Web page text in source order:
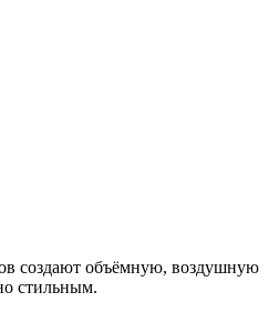
создают объёмную, воздушную
стильным.